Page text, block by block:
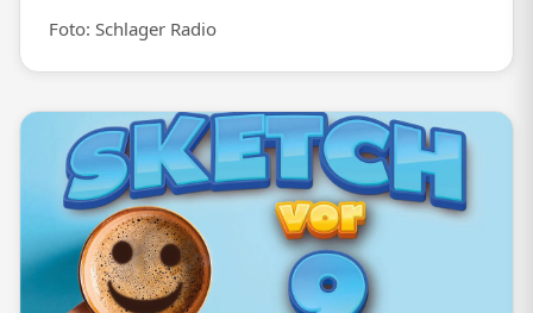
Foto: Schlager Radio